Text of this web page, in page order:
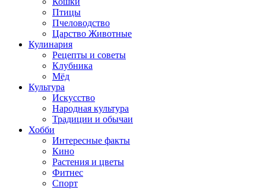
Птицы
Пчеловодство
Царство Животные
Кулинария
Рецепты и советы
Клубника
Мёд
Культура
Искусство
Народная культура
Традиции и обычаи
Хобби
Интересные факты
Кино
Растения и цветы
Фитнес
Спорт